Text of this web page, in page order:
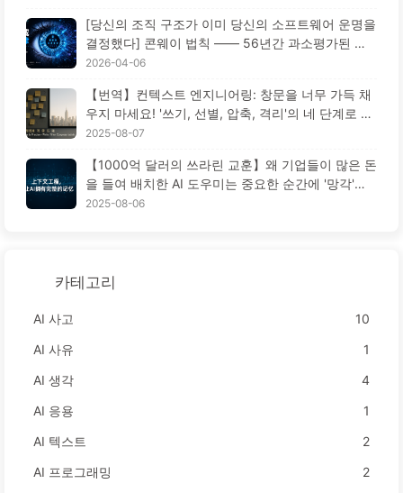
[당신의 조직 구조가 이미 당신의 소프트웨어 운명을
결정했다] 콘웨이 법칙 —— 56년간 과소평가된 경
영학의 철칙 AI 시대의 소프트웨어 공학 혁신 ——
2026-04-06
【번역】컨텍스트 엔지니어링: 창문을 너무 가득 채
우지 마세요! '쓰기, 선별, 압축, 격리'의 네 단계로 혼
란을 피하고, 소음을 차단하세요 — AI 배우기 170
2025-08-07
【1000억 달러의 쓰라린 교훈】왜 기업들이 많은 돈
을 들여 배치한 AI 도우미는 중요한 순간에 '망각'하
고 오히려 경쟁자들은 90% 성능 향상을 이루었을
2025-08-06
카테고리
AI 사고
10
AI 사유
1
AI 생각
4
AI 응용
1
AI 텍스트
2
AI 프로그래밍
2